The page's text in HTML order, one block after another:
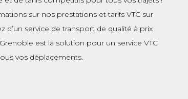
sur nos prestations et tarifs VTC sur
d’un service de transport de qualité à prix
est la solution pour un service VTC
vos déplacements.